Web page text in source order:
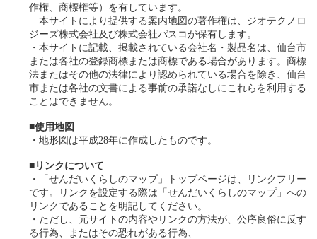
作権、商標権等）を有しています。
本サイトにより提供する案内地図の著作権は、ジオテクノロ
ジーズ株式会社及び株式会社パスコが保有します。
・本サイトに記載、掲載されている会社名・製品名は、仙台市
または各社の登録商標または商標である場合があります。商標
法またはその他の法律により認められている場合を除き、仙台
市または各社の文書による事前の承諾なしにこれらを利用する
ことはできません。
■使用地図
・地形図は平成28年に作成したものです。
■リンクについて
・「せんだいくらしのマップ」トップページは、リンクフリー
です。リンクを設定する際は「せんだいくらしのマップ」への
リンクであることを明記してください。
・ただし、元サイトの内容やリンクの方法が、公序良俗に反す
る行為、またはその恐れがある行為、